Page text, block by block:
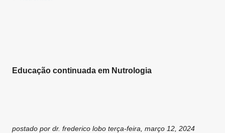
Educação continuada em Nutrologia
postado por dr. frederico lobo terça-feira, março 12, 2024